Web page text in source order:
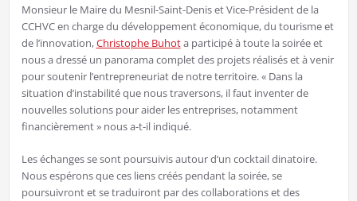
Monsieur le Maire du Mesnil-Saint-Denis et Vice-Président de la
CCHVC en charge du développement économique, du tourisme et
de l’innovation,Christophe Buhota participé à toute la soirée et
nous a dressé un panorama complet des projets réalisés et à venir
pour soutenir l’entrepreneuriat de notre territoire. « Dans la
situation d’instabilité que nous traversons, il faut inventer de
nouvelles solutions pour aider les entreprises, notamment
financièrement » nous a-t-il indiqué.
Les échanges se sont poursuivis autour d’un cocktail dinatoire.
Nous espérons que ces liens créés pendant la soirée, se
poursuivront et se traduiront par des collaborations et des